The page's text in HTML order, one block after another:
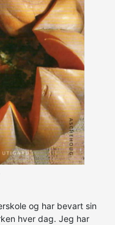
og har bevart sin
hver dag. Jeg har